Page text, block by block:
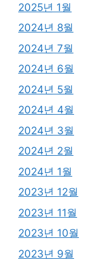
2025년 1월
2024년 8월
2024년 7월
2024년 6월
2024년 5월
2024년 4월
2024년 3월
2024년 2월
2024년 1월
2023년 12월
2023년 11월
2023년 10월
2023년 9월